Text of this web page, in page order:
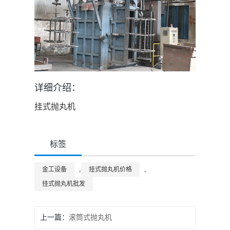
详细介绍：
挂式抛丸机
标签
金工设备 挂式抛丸机价格
挂式抛丸机批发
上一篇：滚筒式抛丸机